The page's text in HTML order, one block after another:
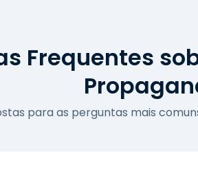
Frequentes
para as perguntas mais